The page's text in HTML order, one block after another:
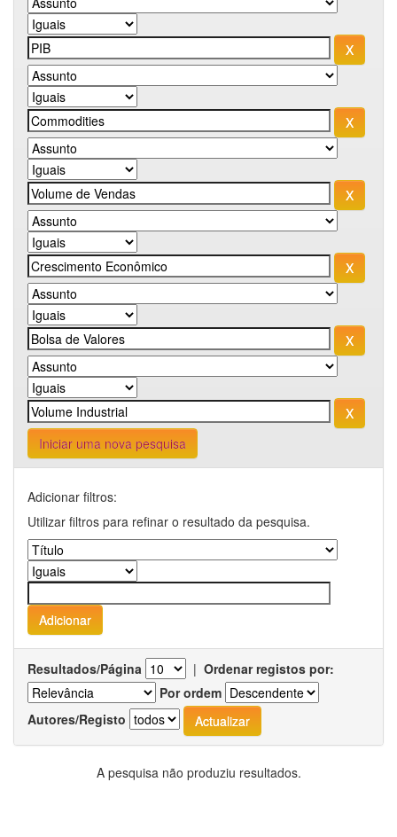
Iniciar uma nova pesquisa
Adicionar filtros:
Utilizar filtros para refinar o resultado da pesquisa.
Resultados/Página | Ordenar registos por:
Por ordem
Autores/Registo
A pesquisa não produziu resultados.